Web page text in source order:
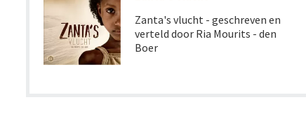
Zanta's vlucht - geschreven en
verteld door Ria Mourits - den
Boer